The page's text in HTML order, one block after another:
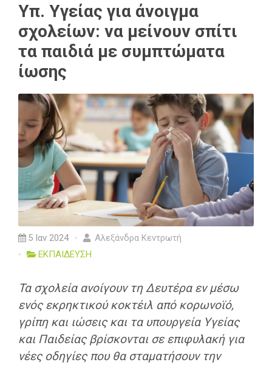
Υπ. Υγείας για άνοιγμα
σχολείων: να μείνουν σπίτι
τα παιδιά με συμπτώματα
ίωσης
5 Ιαν 2024
Αλεξάνδρα Κεντρωτή
ΕΚΠΑΙΔΕΥΣΗ
Τα σχολεία ανοίγουν τη Δευτέρα εν μέσω
ενός εκρηκτικού κοκτέιλ από κορωνοϊό,
γρίπη και ιώσεις και τα υπουργεία Υγείας
και Παιδείας βρίσκονται σε επιφυλακή για
νέες οδηγίες που θα σταματήσουν την